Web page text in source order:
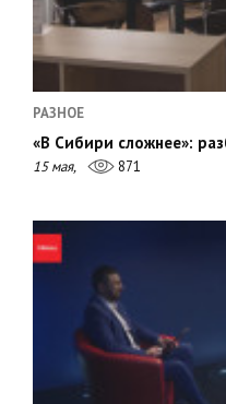
РАЗНОЕ
«В Сибири сложнее»:
15 мая, 871